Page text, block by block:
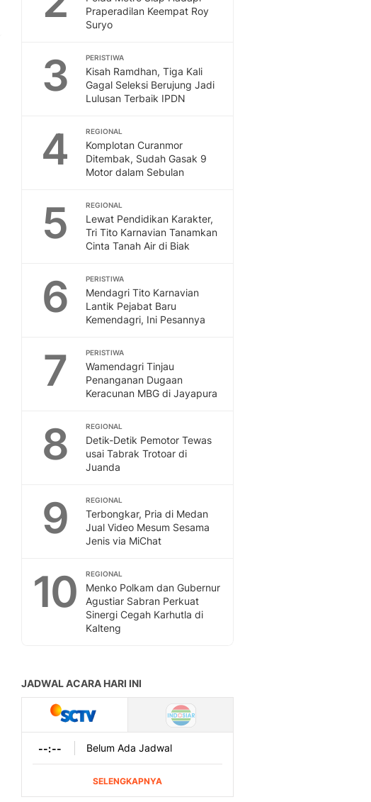
Praperadilan Keempat Roy
Suryo
3 PERISTIWA
Kisah Ramdhan, Tiga Kali
Gagal Seleksi Berujung Jadi
Lulusan Terbaik IPDN
4 REGIONAL
Komplotan Curanmor
Ditembak, Sudah Gasak 9
Motor dalam Sebulan
5 REGIONAL
Lewat Pendidikan Karakter,
Tri Tito Karnavian Tanamkan
Cinta Tanah Air di Biak
6 PERISTIWA
Mendagri Tito Karnavian
Lantik Pejabat Baru
Kemendagri, Ini Pesannya
7 PERISTIWA
Wamendagri Tinjau
Penanganan Dugaan
Keracunan MBG di Jayapura
8 REGIONAL
Detik-Detik Pemotor Tewas
usai Tabrak Trotoar di
Juanda
9 REGIONAL
Terbongkar, Pria di Medan
Jual Video Mesum Sesama
Jenis via MiChat
10 REGIONAL
Menko Polkam dan Gubernur
Agustiar Sabran Perkuat
Sinergi Cegah Karhutla di
Kalteng